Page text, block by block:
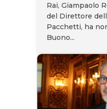
Rai, Giampaolo
del Direttore
Pacchetti, ha
Buono...